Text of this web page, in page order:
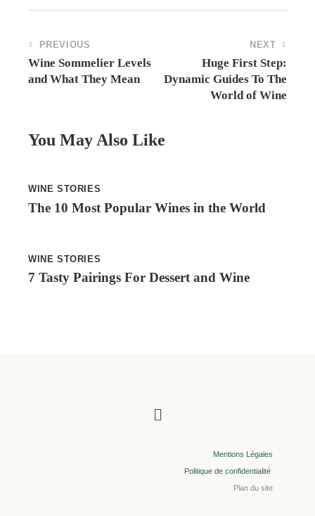
Navigation
de
l’article
PREVIOUS
Wine Sommelier Levels
and What They Mean
NEXT
Huge First Step:
Dynamic Guides To The
World of Wine
You May Also Like
WINE STORIES
The 10 Most Popular Wines in the World
WINE STORIES
7 Tasty Pairings For Dessert and Wine
Menu
Mentions Légales
Politique de confidentialité
Plan du site